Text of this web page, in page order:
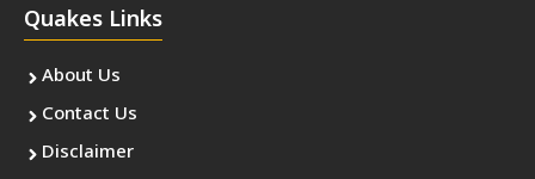
Quakes Links
About Us
Contact Us
Disclaimer